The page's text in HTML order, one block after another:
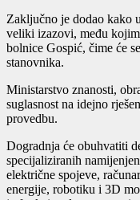
Zaključno je dodao kako
veliki izazovi, među
bolnice Gospić, čime će
stanovnika.
Ministarstvo znanosti,
suglasnost na idejno
provedbu.
Dogradnja će obuhvatiti
specijaliziranih
električne spojeve,
energije, robotiku i 3D